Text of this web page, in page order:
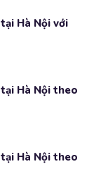
Hà Nội với
Hà Nội theo
Hà Nội theo